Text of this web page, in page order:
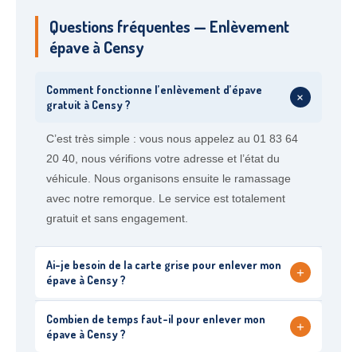
Questions fréquentes — Enlèvement
épave à Censy
Comment fonctionne l’enlèvement d’épave
gratuit à Censy ?
+
C’est très simple : vous nous appelez au 01 83 64
20 40, nous vérifions votre adresse et l’état du
véhicule. Nous organisons ensuite le ramassage
avec notre remorque. Le service est totalement
gratuit et sans engagement.
Ai-je besoin de la carte grise pour enlever mon
épave à Censy ?
+
Combien de temps faut-il pour enlever mon
épave à Censy ?
+